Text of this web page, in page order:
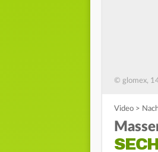
© glomex,
Video >